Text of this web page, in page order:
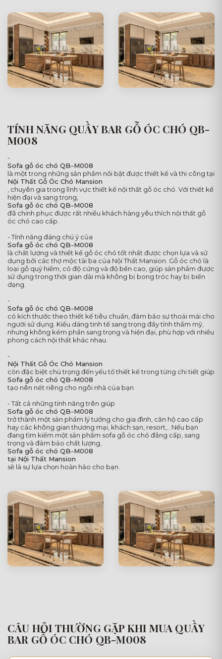
TÍNH NĂNG QUẦY BAR GỖ ÓC CHÓ QB-
M008
-
Sofa gỗ óc chó QB-M008
là một trong những sản phẩm nổi bật được thiết kế và thi công tại
Nội Thất Gỗ Óc Chó Mansion
, chuyên gia trong lĩnh vực thiết kế nội thất gỗ óc chó. Với thiết kế
hiện đại và sang trọng,
Sofa gỗ óc chó QB-M008
đã chinh phục được rất nhiều khách hàng yêu thích nội thất gỗ
óc chó cao cấp.
- Tính năng đáng chú ý của
Sofa gỗ óc chó QB-M008
là chất lượng và thiết kế gỗ óc chó tốt nhất được chọn lựa và sử
dụng bởi các thợ mộc tài ba của Nội Thất Mansion. Gỗ óc chó là
loại gỗ quý hiếm, có độ cứng và độ bền cao, giúp sản phẩm được
sử dụng trong thời gian dài mà không bị bong tróc hay bị biến
dạng.
-
Sofa gỗ óc chó QB-M008
có kích thước theo thiết kế tiêu chuẩn, đảm bảo sự thoải mái cho
người sử dụng. Kiểu dáng tinh tế sang trọng đầy tính thẩm mỹ,
nhưng không kém phần sang trọng và hiện đại, phù hợp với nhiều
phong cách nội thất khác nhau.
-
Nội Thất Gỗ Óc Chó Mansion
còn đặc biệt chú trọng đến yếu tố thiết kế trong từng chi tiết giúp
Sofa gỗ óc chó QB-M008
tạo nên nét riêng cho ngôi nhà của bạn
- Tất cả những tính năng trên giúp
Sofa gỗ óc chó QB-M008
trở thành một sản phẩm lý tưởng cho gia đình, căn hộ cao cấp
hay các không gian thương mại, khách sạn, resort,.. Nếu bạn
đang tìm kiếm một sản phẩm sofa gỗ óc chó đẳng cấp, sang
trọng và đảm bảo chất lượng,
Sofa gỗ óc chó QB-M008
tại Nội Thất Mansion
sẽ là sự lựa chọn hoàn hảo cho bạn.
CÂU HỎI THƯỜNG GẶP KHI MUA QUẦY
BAR GỖ ÓC CHÓ QB-M008